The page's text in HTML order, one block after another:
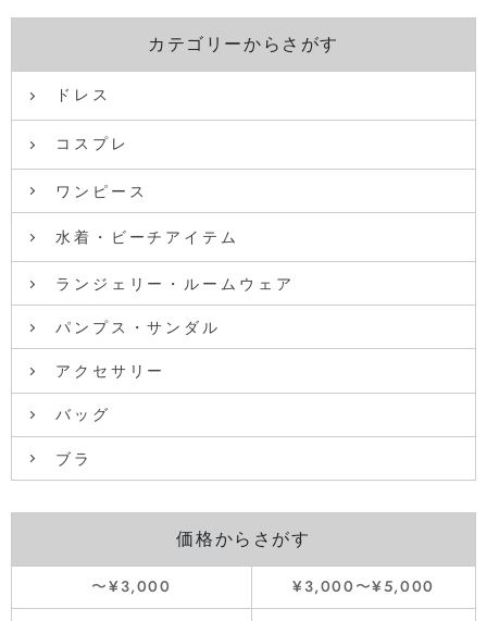
カテゴリーからさがす
ドレス
コスプレ
ワンピース
水着・ビーチアイテム
ランジェリー・ルームウェア
パンプス・サンダル
アクセサリー
バッグ
ブラ
価格からさがす
〜¥3,000
¥3,000〜¥5,000